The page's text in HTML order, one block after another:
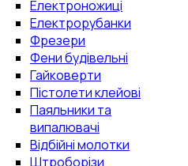
Електроножиці
Електрорубанки
Фрезери
Фени будівельні
Гайковерти
Пістолети клейові
Паяльники та
випалювачі
Відбійні молотки
Штроборізи